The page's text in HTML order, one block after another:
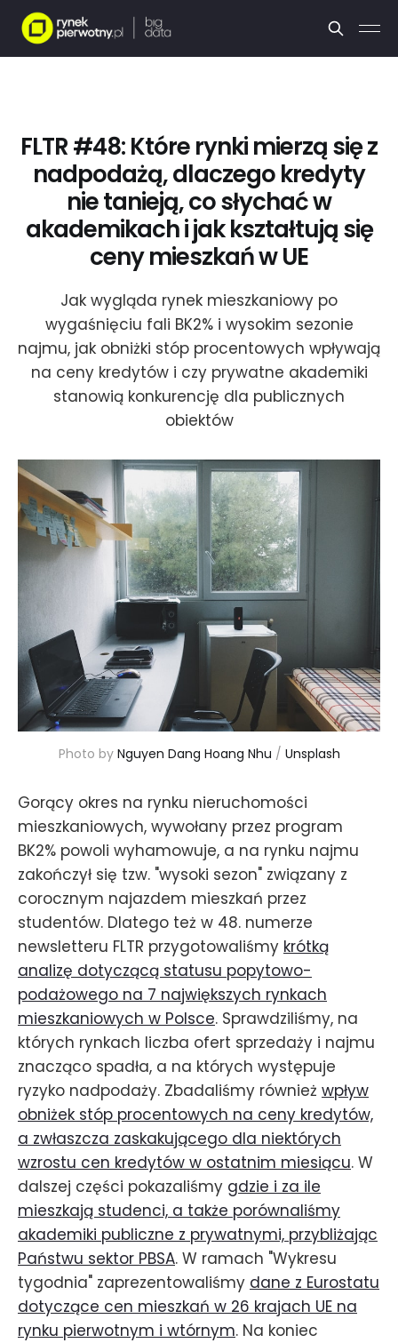
FLTR #48: Które rynki mierzą się z
nadpodażą, dlaczego kredyty
nie tanieją, co słychać w
akademikach i jak kształtują się
ceny mieszkań w UE
Jak wygląda rynek mieszkaniowy po
wygaśnięciu fali BK2% i wysokim sezonie
najmu, jak obniżki stóp procentowych wpływają
na ceny kredytów i czy prywatne akademiki
stanowią konkurencję dla publicznych
obiektów
Photo by Nguyen Dang Hoang Nhu / Unsplash
Gorący okres na rynku nieruchomości
mieszkaniowych, wywołany przez program
BK2% powoli wyhamowuje, a na rynku najmu
zakończył się tzw. "wysoki sezon" związany z
corocznym najazdem mieszkań przez
studentów. Dlatego też w 48. numerze
newsletteru FLTR przygotowaliśmy krótką
analizę dotyczącą statusu popytowo-
podażowego na 7 największych rynkach
mieszkaniowych w Polsce. Sprawdziliśmy, na
których rynkach liczba ofert sprzedaży i najmu
znacząco spadła, a na których występuje
ryzyko nadpodaży. Zbadaliśmy również wpływ
obniżek stóp procentowych na ceny kredytów,
a zwłaszcza zaskakującego dla niektórych
wzrostu cen kredytów w ostatnim miesiącu. W
dalszej części pokazaliśmy gdzie i za ile
mieszkają studenci, a także porównaliśmy
akademiki publiczne z prywatnymi, przybliżając
Państwu sektor PBSA. W ramach "Wykresu
tygodnia" zaprezentowaliśmy dane z Eurostatu
dotyczące cen mieszkań w 26 krajach UE na
rynku pierwotnym i wtórnym. Na koniec